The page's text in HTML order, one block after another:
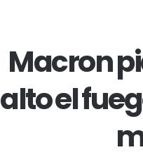
Macron
alto el